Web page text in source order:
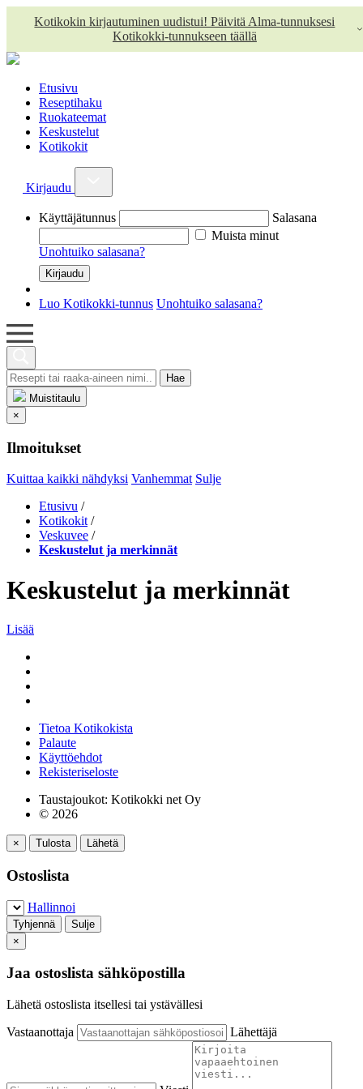
Kotikokin kirjautuminen uudistui! Päivitä Alma-tunnuksesi
Kotikokki-tunnukseen täällä
Etusivu
Reseptihaku
Ruokateemat
Keskustelut
Kotikokit
Kirjaudu
Käyttäjätunnus
Salasana
Muista minut
Unohtuiko salasana?
Luo Kotikokki-tunnus Unohtuiko salasana?
Hae
Muistitaulu
×
Ilmoitukset
Kuittaa kaikki nähdyksi Vanhemmat Sulje
Etusivu /
Kotikokit /
Veskuvee /
Keskustelut ja merkinnät
Keskustelut ja merkinnät
Lisää
Tietoa Kotikokista
Palaute
Käyttöehdot
Rekisteriseloste
Taustajoukot: Kotikokki net Oy
© 2026
× Tulosta Lähetä
Ostoslista
Hallinnoi
Tyhjennä
Sulje
×
Jaa ostoslista sähköpostilla
Lähetä ostoslista itsellesi tai ystävällesi
Vastaanottaja
Lähettäjä